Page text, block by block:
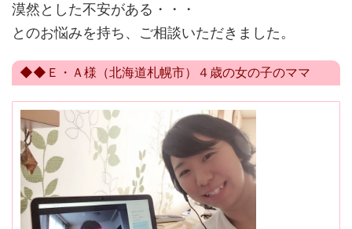
漠然とした不安がある・・・
とのお悩みを持ち、ご相談いただきました。
◆◆Ｅ・Ａ様（北海道札幌市）４歳の女の子のママ